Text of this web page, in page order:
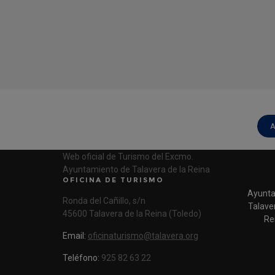
Web oficial de Turismo del Excmo.
Ayuntamiento de Talavera de la Reina
OFICINA DE TURISMO
Ronda del Cañillo, s/n
45600 Talavera de la Reina (Toledo)
Email: oficinaturismo@talavera.org
Teléfono: 925 82 63 22